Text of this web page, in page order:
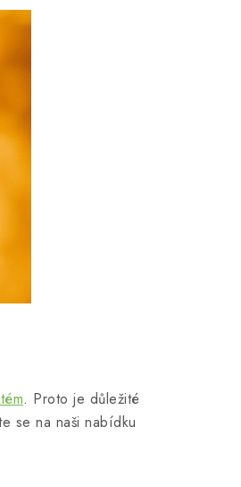
. Proto je důležité
se na naši nabídku